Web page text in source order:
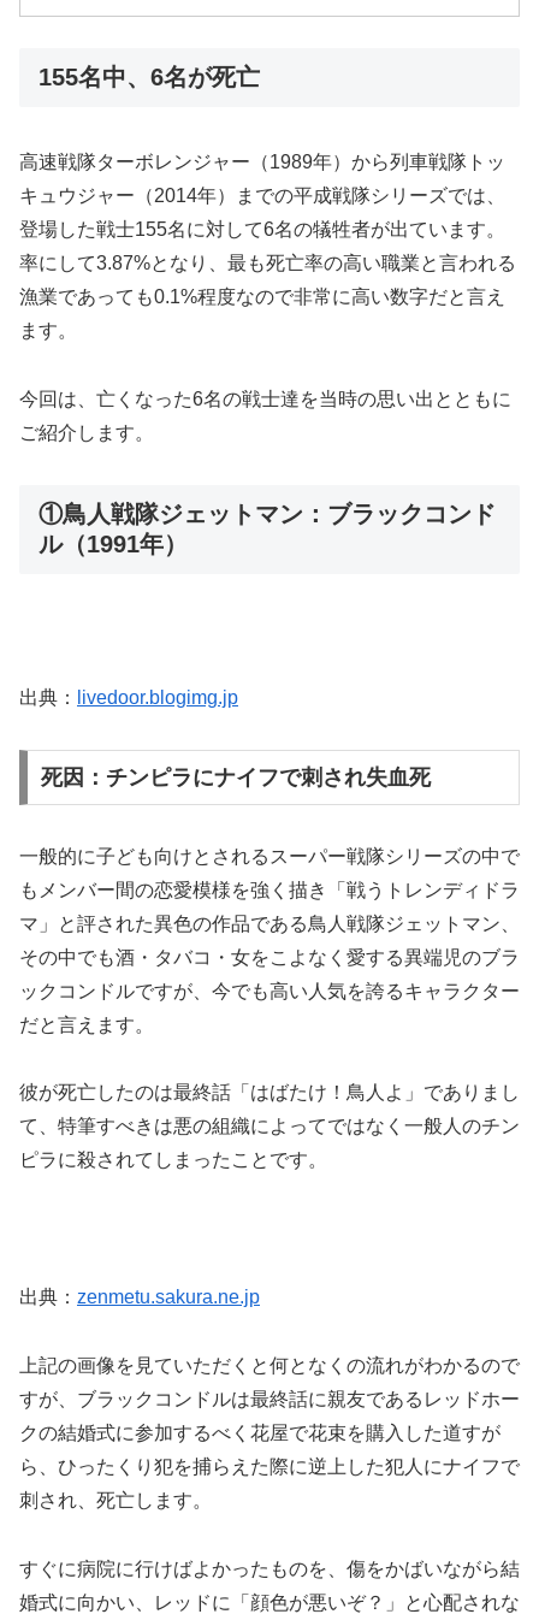
155名中、6名が死亡
高速戦隊ターボレンジャー（1989年）から列車戦隊トッ
キュウジャー（2014年）までの平成戦隊シリーズでは、
登場した戦士155名に対して6名の犠牲者が出ています。
率にして3.87%となり、最も死亡率の高い職業と言われる
漁業であっても0.1%程度なので非常に高い数字だと言え
ます。
今回は、亡くなった6名の戦士達を当時の思い出とともに
ご紹介します。
①鳥人戦隊ジェットマン：ブラックコンド
ル（1991年）
出典： livedoor.blogimg.jp
死因：チンピラにナイフで刺され失血死
一般的に子ども向けとされるスーパー戦隊シリーズの中で
もメンバー間の恋愛模様を強く描き「戦うトレンディドラ
マ」と評された異色の作品である鳥人戦隊ジェットマン、
その中でも酒・タバコ・女をこよなく愛する異端児のブラ
ックコンドルですが、今でも高い人気を誇るキャラクター
だと言えます。
彼が死亡したのは最終話「はばたけ！鳥人よ」でありまし
て、特筆すべきは悪の組織によってではなく一般人のチン
ピラに殺されてしまったことです。
出典： zenmetu.sakura.ne.jp
上記の画像を見ていただくと何となくの流れがわかるので
すが、ブラックコンドルは最終話に親友であるレッドホー
クの結婚式に参加するべく花屋で花束を購入した道すが
ら、ひったくり犯を捕らえた際に逆上した犯人にナイフで
刺され、死亡します。
すぐに病院に行けばよかったものを、傷をかばいながら結
婚式に向かい、レッドに「顔色が悪いぞ？」と心配されな